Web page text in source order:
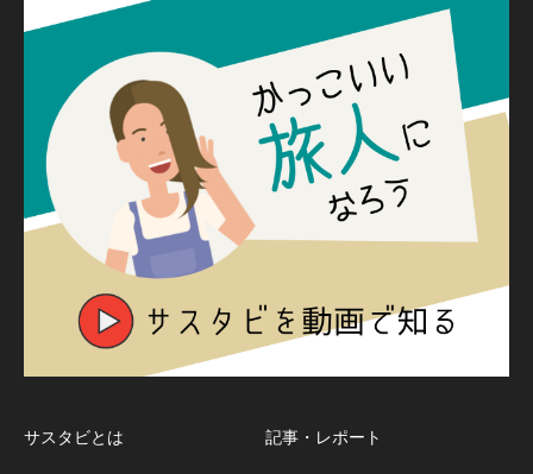
サスタビとは 記事・レポート